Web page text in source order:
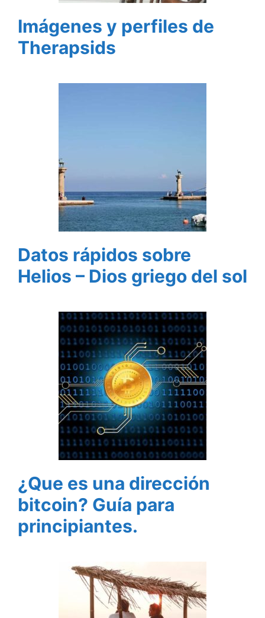
Imágenes y perfiles de
Therapsids
Datos rápidos sobre
Helios – Dios griego del sol
¿Que es una dirección
bitcoin? Guía para
principiantes.